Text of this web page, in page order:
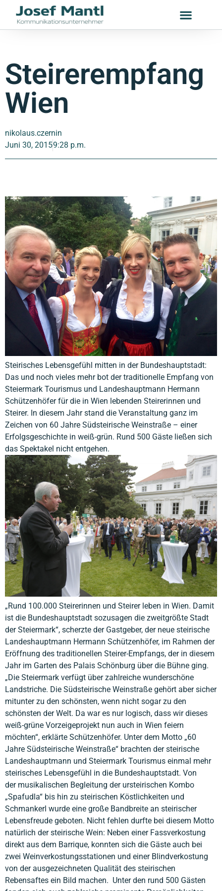
Steirerempfang
Wien
nikolaus.czernin
Juni 30, 20159:28 p.m.
Steirisches Lebensgefühl mitten in der Bundeshauptstadt:
Das und noch vieles mehr bot der traditionelle Empfang von
Steiermark Tourismus und Landeshauptmann Hermann
Schützenhöfer für die in Wien lebenden Steirerinnen und
Steirer. In diesem Jahr stand die Veranstaltung ganz im
Zeichen von 60 Jahre Südsteirische Weinstraße – einer
Erfolgsgeschichte in weiß-grün. Rund 500 Gäste ließen sich
das Spektakel nicht entgehen.
„Rund 100.000 Steirerinnen und Steirer leben in Wien. Damit
ist die Bundeshauptstadt sozusagen die zweitgrößte Stadt
der Steiermark“, scherzte der Gastgeber, der neue steirische
Landeshauptmann Hermann Schützenhöfer, im Rahmen der
Eröffnung des traditionellen Steirer-Empfangs, der in diesem
Jahr im Garten des Palais Schönburg über die Bühne ging.
„Die Steiermark verfügt über zahlreiche wunderschöne
Landstriche. Die Südsteirische Weinstraße gehört aber sicher
mitunter zu den schönsten, wenn nicht sogar zu den
schönsten der Welt. Da war es nur logisch, dass wir dieses
weiß-grüne Vorzeigeprojekt nun auch in Wien feiern
möchten“, erklärte Schützenhöfer. Unter dem Motto „60
Jahre Südsteirische Weinstraße“ brachten der steirische
Landeshauptmann und Steiermark Tourismus einmal mehr
steirisches Lebensgefühl in die Bundeshauptstadt. Von
der musikalischen Begleitung der ursteirischen Kombo
„Spafudla“ bis hin zu steirischen Köstlichkeiten und
Schmankerl wurde eine große Bandbreite an steirischer
Lebensfreude geboten. Nicht fehlen durfte bei diesem Motto
natürlich der steirische Wein: Neben einer Fassverkostung
direkt aus dem Barrique, konnten sich die Gäste auch bei
zwei Weinverkostungsstationen und einer Blindverkostung
von der ausgezeichneten Qualität des steirischen
Rebensaftes ein Bild machen. Unter den rund 500 Gästen